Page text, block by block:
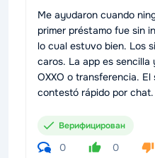
Me ayudaron cuando
primer préstamo fue sin
lo cual estuvo bien. Los
caros. La app es sencilla
OXXO o transferencia.
contestó rápido por chat.
Верифицирован
0 0